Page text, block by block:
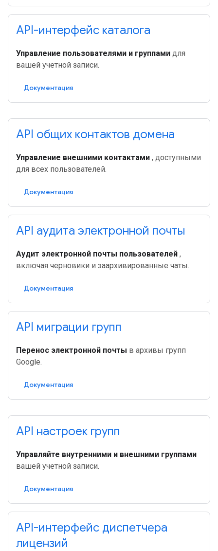
API-интерфейс каталога
Управление пользователями и группами для
вашей учетной записи.
Документация
API общих контактов домена
Управление внешними контактами , доступными
для всех пользователей.
Документация
API аудита электронной почты
Аудит электронной почты пользователей ,
включая черновики и заархивированные чаты.
Документация
API миграции групп
Перенос электронной почты в архивы групп
Google.
Документация
API настроек групп
Управляйте внутренними и внешними группами
вашей учетной записи.
Документация
API-интерфейс диспетчера
лицензий